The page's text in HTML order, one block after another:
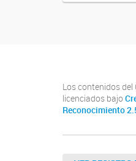
Los contenidos del
licenciados bajo
Reconocimiento